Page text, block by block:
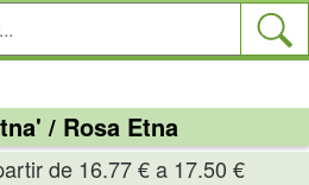
/ Rosa Etna
de 16.77 € a 17.50 €